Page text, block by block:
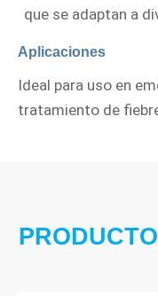
que se adaptan a
Aplicaciones
Ideal para uso en
tratamiento de